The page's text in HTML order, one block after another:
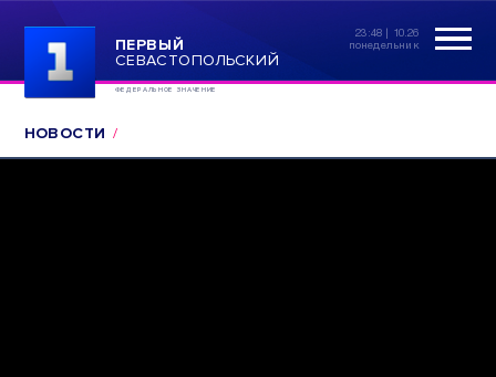
ПЕРВЫЙ
СЕВАСТОПОЛЬСКИЙ
ФЕДЕРАЛЬНОЕ ЗНАЧЕНИЕ
23:48 | 10.26
понедельник
НОВОСТИ